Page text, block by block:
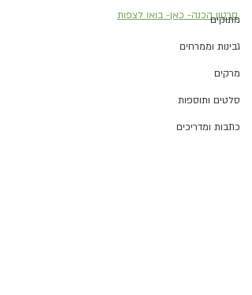
מתוקים
גבינות וממרחים
מרקים
סלטים ותוספות
כתבות ומדריכים
סרטון הכנה- כאן- בואו לצפות